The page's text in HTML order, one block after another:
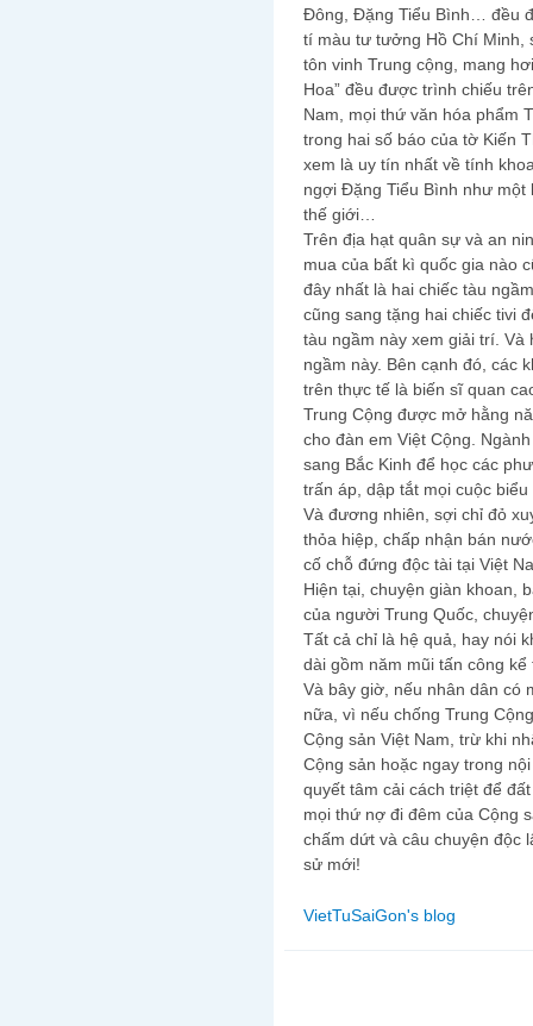
Đông, Đặng Tiểu Bình… đều
tí màu tư tưởng Hồ Chí Minh,
tôn vinh Trung cộng, mang
Hoa” đều được trình chiếu
Nam, mọi thứ văn hóa phẩm
trong hai số báo của tờ Kiến
xem là uy tín nhất về tính
ngợi Đặng Tiểu Bình như một
thế giới…
Trên địa hạt quân sự và an
mua của bất kì quốc gia nào
đây nhất là hai chiếc tàu
cũng sang tặng hai chiếc tivi
tàu ngầm này xem giải trí. Và
ngầm này. Bên cạnh đó, các
trên thực tế là biến sĩ quan
Trung Cộng được mở hằng
cho đàn em Việt Cộng.
sang Bắc Kinh để học các
trấn áp, dập tắt mọi cuộc
Và đương nhiên, sợi chỉ đỏ
thỏa hiệp, chấp nhận bán
cố chỗ đứng độc tài tại Việt
Hiện tại, chuyện giàn khoan,
của người Trung Quốc,
Tất cả chỉ là hệ quả, hay nói
dài gồm năm mũi tấn công
Và bây giờ, nếu nhân dân có
nữa, vì nếu chống Trung
Cộng sản Việt Nam, trừ khi
Cộng sản hoặc ngay trong
quyết tâm cải cách triệt để
mọi thứ nợ đi đêm của Cộng
chấm dứt và câu chuyện độc
sử mới!
VietTuSaiGon's blog